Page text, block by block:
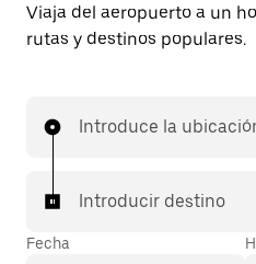
Viaja del aeropuerto a un
rutas y destinos populares.
Introduce la
Introducir destino
Fecha